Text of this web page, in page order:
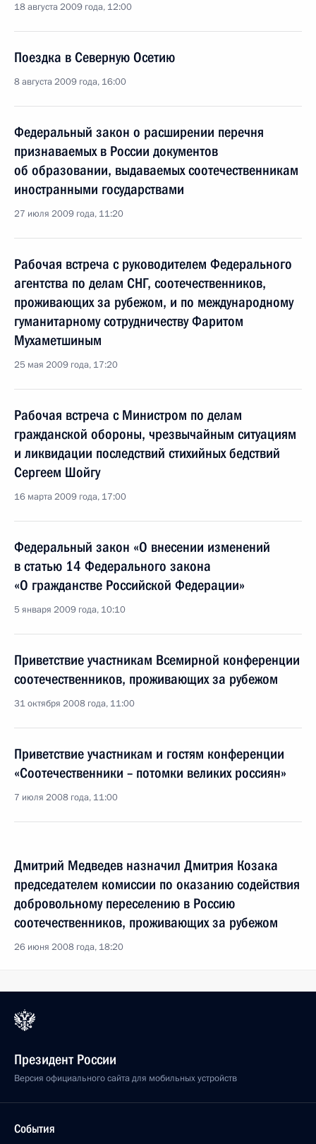
18 августа 2009 года, 12:00
Поездка в Северную Осетию
8 августа 2009 года, 16:00
Федеральный закон о расширении перечня
признаваемых в России документов
об образовании, выдаваемых соотечественникам
иностранными государствами
27 июля 2009 года, 11:20
Рабочая встреча с руководителем Федерального
агентства по делам СНГ, соотечественников,
проживающих за рубежом, и по международному
гуманитарному сотрудничеству Фаритом
Мухаметшиным
25 мая 2009 года, 17:20
Рабочая встреча с Министром по делам
гражданской обороны, чрезвычайным ситуациям
и ликвидации последствий стихийных бедствий
Сергеем Шойгу
16 марта 2009 года, 17:00
Федеральный закон «О внесении изменений
в статью 14 Федерального закона
«О гражданстве Российской Федерации»
5 января 2009 года, 10:10
Приветствие участникам Всемирной конференции
соотечественников, проживающих за рубежом
31 октября 2008 года, 11:00
Приветствие участникам и гостям конференции
«Соотечественники – потомки великих россиян»
7 июля 2008 года, 11:00
Дмитрий Медведев назначил Дмитрия Козака
председателем комиссии по оказанию содействия
добровольному переселению в Россию
соотечественников, проживающих за рубежом
26 июня 2008 года, 18:20
Президент России
Версия официального сайта для мобильных устройств
События